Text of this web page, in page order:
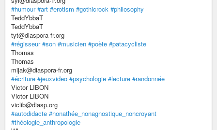
#humour #art #erotism #gothicrock #philosophy
TeddYbbaT
TeddYbbaT
tyt@diaspora-fr.org
#régisseur #son #musicien #poète #patacycliste
Thomas
Thomas
mijak@diaspora-fr.org
#écriture #jeuxvideo #psychologie #lecture #randonnée
Victor LIBON
Victor LIBON
viclib@diasp.org
#autodidacte #nonathée_nonagnostique_noncroyant
#théologie_anthropologie